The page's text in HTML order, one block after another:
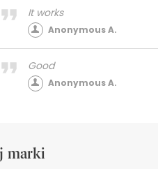
It works
Anonymous A.
Good
Anonymous A.
marki